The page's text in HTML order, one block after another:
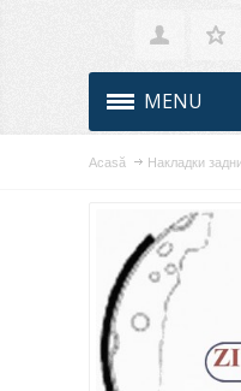
MENU
Acasă Накладки